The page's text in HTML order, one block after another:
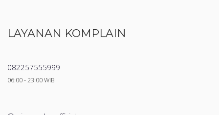
LAYANAN KOMPLAIN
082257555999
06:00 - 23:00 WIB